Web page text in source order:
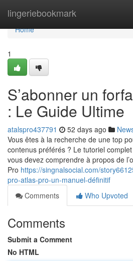
lingeriebookmark
Home
Home
1
S’abonner un
: Le Guide Ultime
atalspro437791 52 days ago
Vous êtes à la recherche de une top
contenus préférés ? Le tutoriel
vous devez comprendre à propos de
Pro https://singnalsocial.com/
pro-atlas-pro-un-manuel-définitif
Comments
Who Upvoted
Comments
Submit a Comment
No HTML